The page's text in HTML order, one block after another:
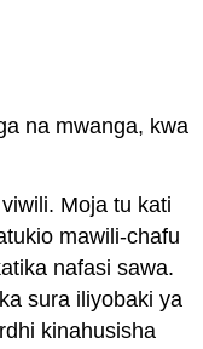
na mwanga, kwa
Moja tu kati
mawili-chafu
nafasi sawa.
sura iliyobaki ya
kinahusisha